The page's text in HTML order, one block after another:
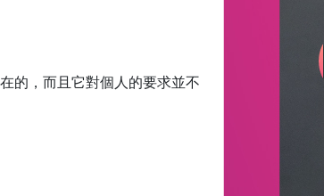
的，而且它對個人的要求並不